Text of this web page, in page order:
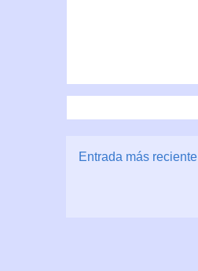
Entrada más reciente